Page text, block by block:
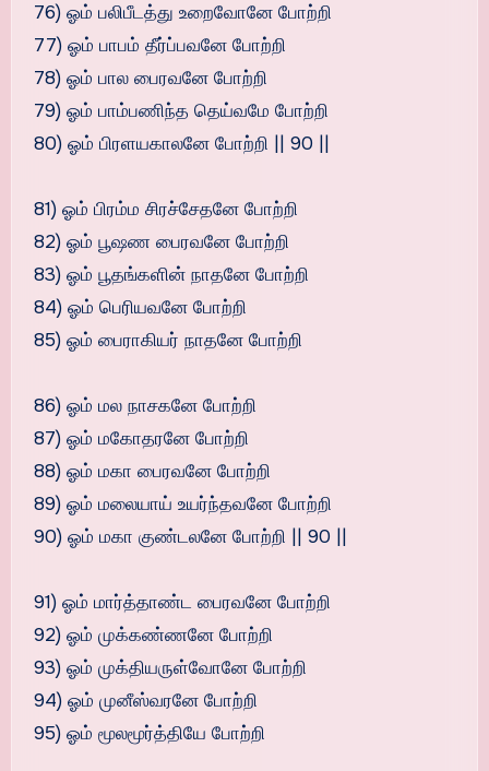
76) ஓம் பலிபீடத்து உறைவோனே போற்றி
77) ஓம் பாபம் தீர்ப்பவனே போற்றி
78) ஓம் பால பைரவனே போற்றி
79) ஓம் பாம்பணிந்த தெய்வமே போற்றி
80) ஓம் பிரளயகாலனே போற்றி || 90 ||
81) ஓம் பிரம்ம சிரச்சேதனே போற்றி
82) ஓம் பூஷண பைரவனே போற்றி
83) ஓம் பூதங்களின் நாதனே போற்றி
84) ஓம் பெரியவனே போற்றி
85) ஓம் பைராகியர் நாதனே போற்றி
86) ஓம் மல நாசகனே போற்றி
87) ஓம் மகோதரனே போற்றி
88) ஓம் மகா பைரவனே போற்றி
89) ஓம் மலையாய் உயர்ந்தவனே போற்றி
90) ஓம் மகா குண்டலனே போற்றி || 90 ||
91) ஓம் மார்த்தாண்ட பைரவனே போற்றி
92) ஓம் முக்கண்ணனே போற்றி
93) ஓம் முக்தியருள்வோனே போற்றி
94) ஓம் முனீஸ்வரனே போற்றி
95) ஓம் மூலமூர்த்தியே போற்றி